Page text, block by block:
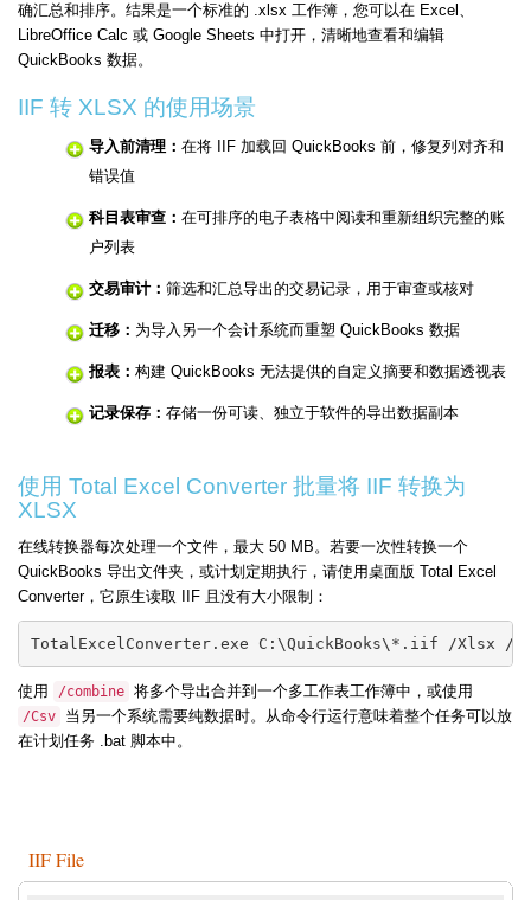
确汇总和排序。结果是一个标准的 .xlsx 工作簿，您可以在 Excel、
LibreOffice Calc 或 Google Sheets 中打开，清晰地查看和编辑
QuickBooks 数据。
IIF 转 XLSX 的使用场景
导入前清理： 在将 IIF 加载回 QuickBooks 前，修复列对齐和
错误值
科目表审查： 在可排序的电子表格中阅读和重新组织完整的账
户列表
交易审计： 筛选和汇总导出的交易记录，用于审查或核对
迁移： 为导入另一个会计系统而重塑 QuickBooks 数据
报表： 构建 QuickBooks 无法提供的自定义摘要和数据透视表
记录保存： 存储一份可读、独立于软件的导出数据副本
使用 Total Excel Converter 批量将 IIF 转换为
XLSX
在线转换器每次处理一个文件，最大 50 MB。若要一次性转换一个
QuickBooks 导出文件夹，或计划定期执行，请使用桌面版 Total Excel
Converter，它原生读取 IIF 且没有大小限制：
TotalExcelConverter.exe C:\QuickBooks\*.iif /Xlsx /
使用 /combine 将多个导出合并到一个多工作表工作簿中，或使用
/Csv
当另一个系统需要纯数据时。从命令行运行意味着整个任务可以放
在计划任务 .bat 脚本中。
IIF File